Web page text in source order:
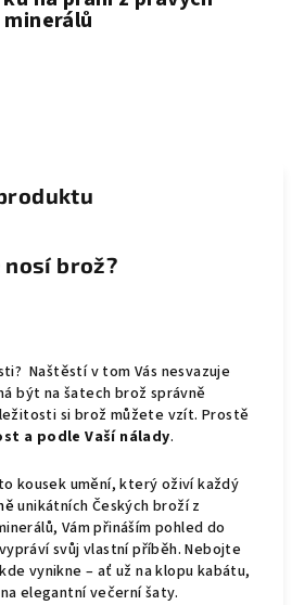
minerálů
nosí brož?
Naštěstí v tom Vás nesvazuje
být na šatech brož správně
si brož můžete vzít. Prostě
a podle Vaší nálady.
kousek umění, který oživí každý
unikátních Českých broží z
Vám přináším pohled do
svůj vlastní příběh. Nebojte
vynikne – ať už na klopu kabátu,
elegantní večerní šaty.